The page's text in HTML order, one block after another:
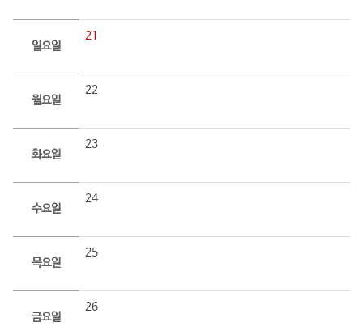
일요일
21
월요일
22
화요일
23
수요일
24
목요일
25
금요일
26